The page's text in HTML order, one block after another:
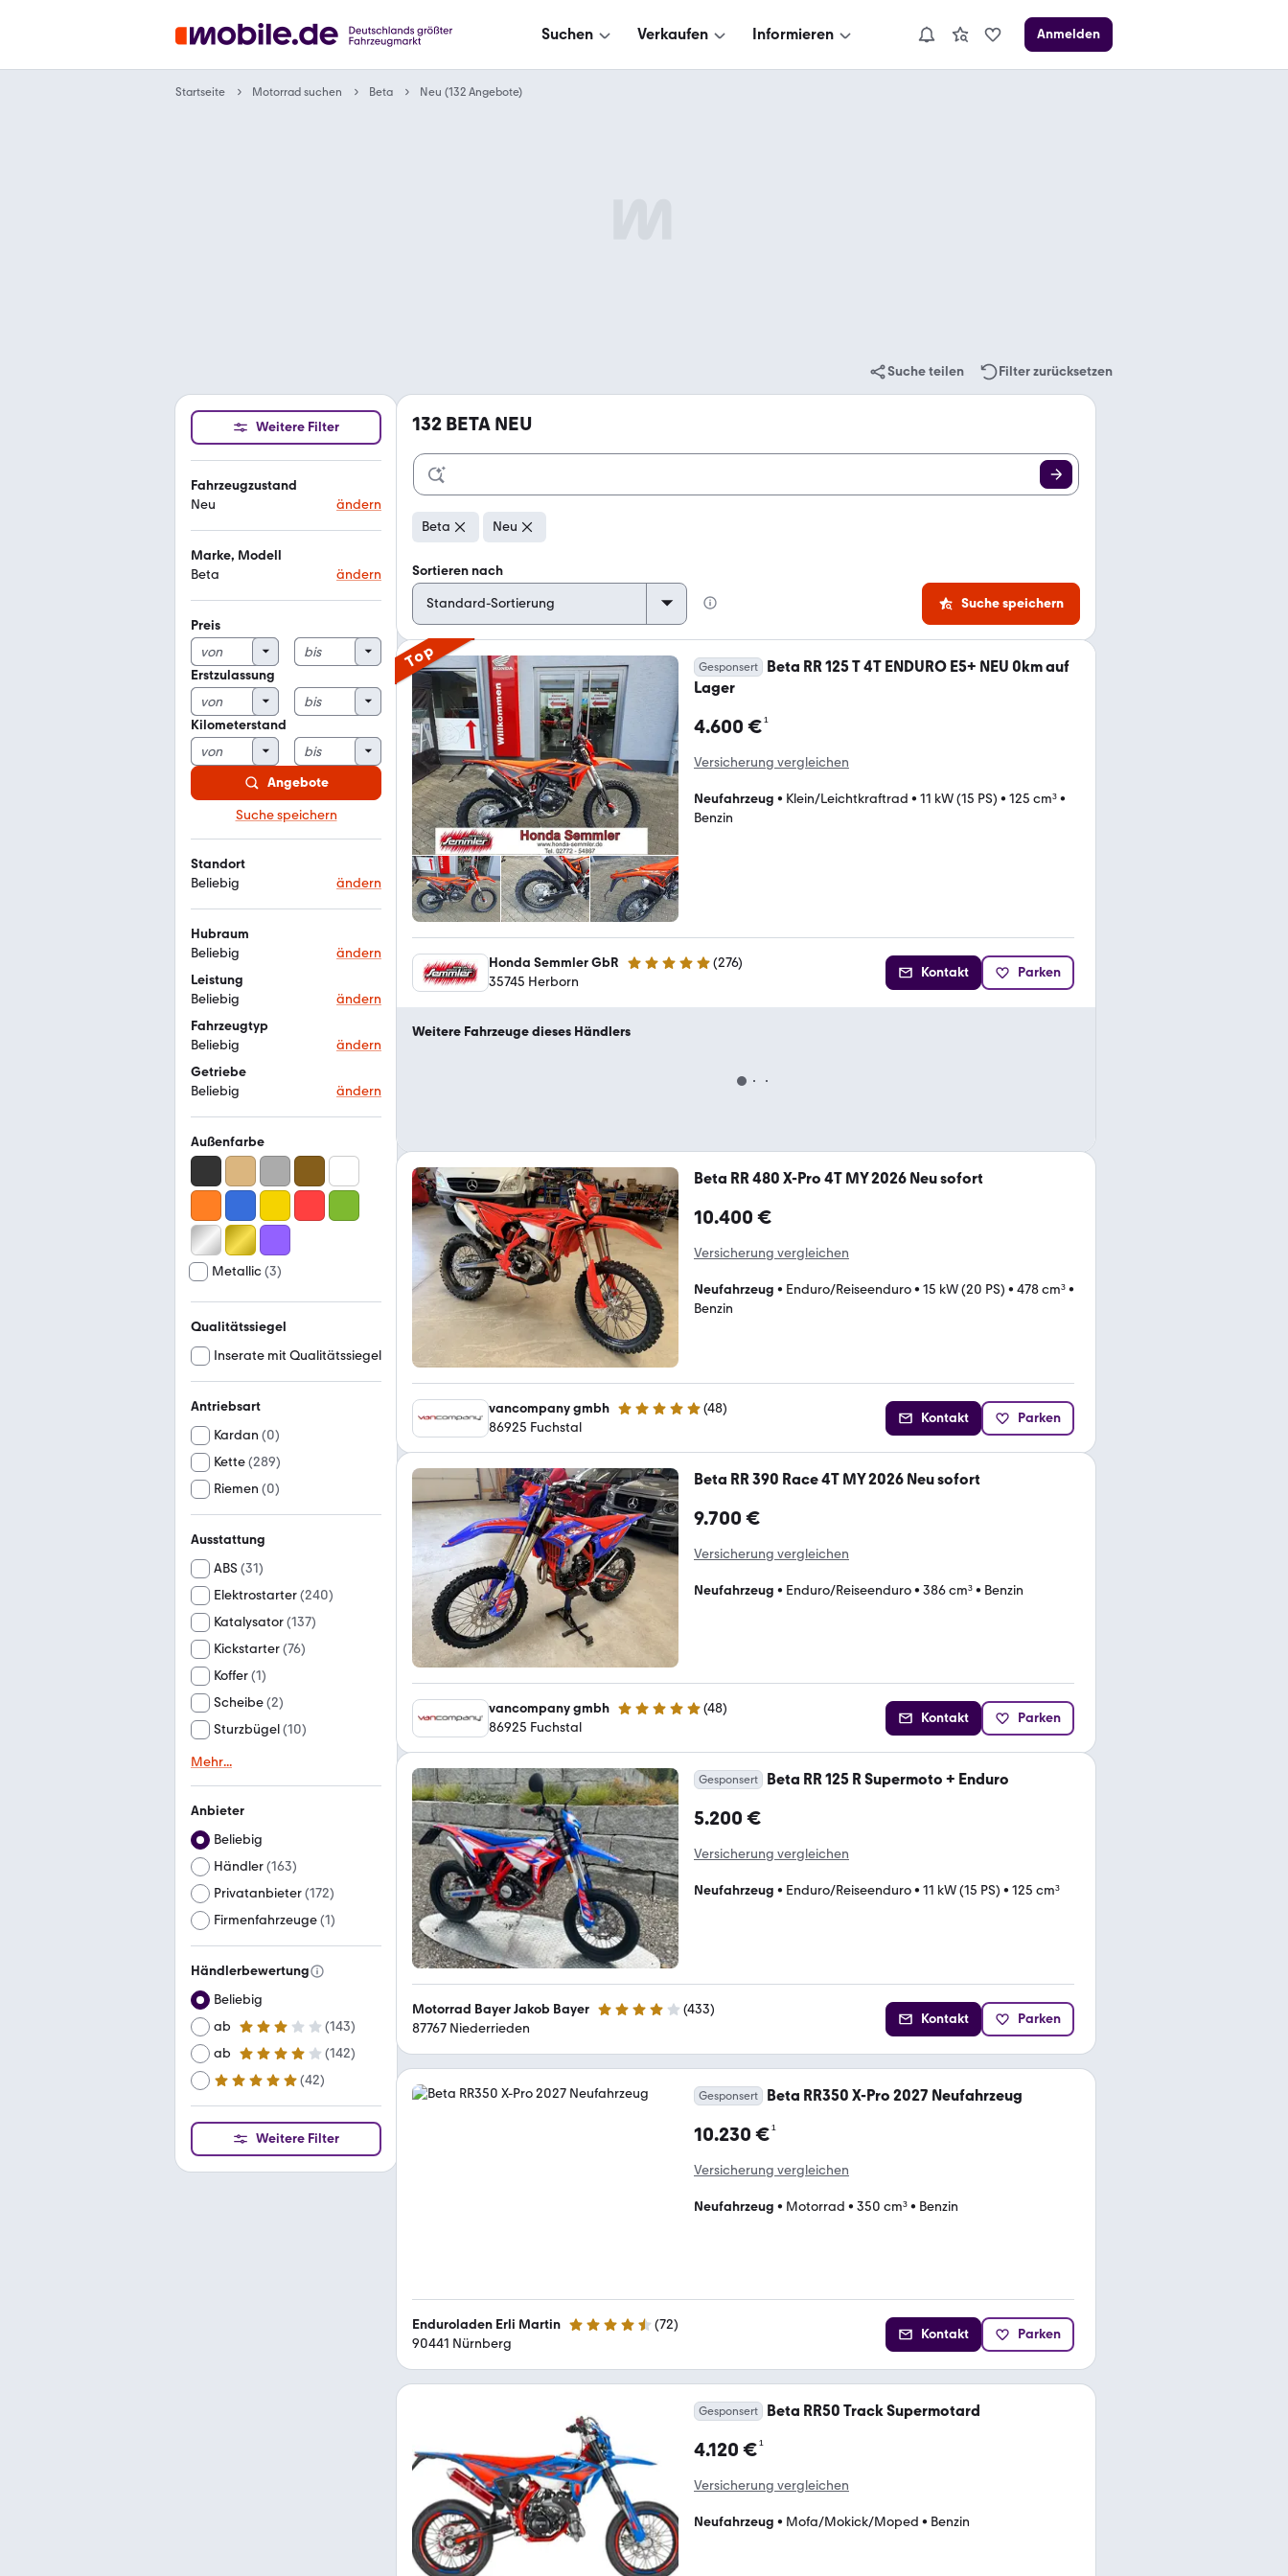
Suchen Verkaufen Informieren Anmelden
Startseite Motorrad suchen Beta Neu (132 Angebote)
Suche teilen Filter zurücksetzen
Weitere Filter
Fahrzeugzustand
Neu
ändern
Marke, Modell
Beta
ändern
Preis
Erstzulassung
Kilometerstand
Angebote
Suche speichern
Standort
Beliebig
ändern
Hubraum
Beliebig
ändern
Leistung
Beliebig
ändern
Fahrzeugtyp
Beliebig
ändern
Getriebe
Beliebig
ändern
Außenfarbe
Metallic(3)
Qualitätssiegel
Inserate mit Qualitätssiegel
Antriebsart
Kardan (0)
Kette(289)
Riemen (0)
Ausstattung
ABS (31)
Elektrostarter(240)
Katalysator(137)
Kickstarter(76)
Koffer(1)
Scheibe(2)
Sturzbügel(10)
Mehr...
Anbieter
Beliebig
Händler(163)
Privatanbieter(172)
Firmenfahrzeuge(1)
Händlerbewertung
Beliebig
ab
3 Sterne (143)
ab
4 Sterne (142)
ab
5 Sterne (42)
Weitere Filter
132 BETA NEU
Beta Neu
Sortieren nach
Suche speichern
Top Gesponsert
Beta RR 125 T 4T ENDURO E5+ NEU 0km auf
Lager
4.600 €¹
Versicherung vergleichen
Neufahrzeug • Klein/Leichtkraftrad • 11 kW (15 PS) • 125 cm³•
Benzin
Honda Semmler GbR 5 Sterne (276)
35745 Herborn
Kontakt Parken
Weitere Fahrzeuge dieses Händlers
Beta RR 480 X-Pro 4T MY 2026 Neu sofort
10.400 €
Versicherung vergleichen
Neufahrzeug • Enduro/Reiseenduro• 15 kW (20 PS) • 478 cm³•
Benzin
vancompany gmbh 5 Sterne (48)
86925 Fuchstal
Kontakt Parken
Beta RR 390 Race 4T MY 2026 Neu sofort
9.700 €
Versicherung vergleichen
Neufahrzeug • Enduro/Reiseenduro• 386 cm³• Benzin
vancompany gmbh 5 Sterne (48)
86925 Fuchstal
Kontakt Parken
Gesponsert Beta RR 125 R Supermoto + Enduro
5.200 €
Versicherung vergleichen
Neufahrzeug • Enduro/Reiseenduro• 11 kW (15 PS) • 125 cm³
Motorrad Bayer Jakob Bayer 4.2 Sterne (433)
87767 Niederrieden
Kontakt Parken
Gesponsert Beta RR350 X-Pro 2027 Neufahrzeug
10.230 €¹
Versicherung vergleichen
Neufahrzeug • Motorrad • 350 cm³• Benzin
Enduroladen Erli Martin 4.3 Sterne (72)
90441 Nürnberg
Kontakt Parken
Gesponsert Beta RR50 Track Supermotard
4.120 €¹
Versicherung vergleichen
Neufahrzeug • Mofa/Mokick/Moped • Benzin